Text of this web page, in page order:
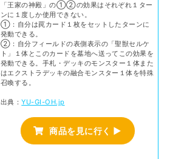
「王家の神殿」の①②の効果はそれぞれ１ター
ンに１度しか使用できない。
①：自分は罠カード１枚をセットしたターンに
発動できる。
②：自分フィールドの表側表示の「聖獣セルケ
ト」１体とこのカードを墓地へ送ってこの効果を
発動できる。手札・デッキのモンスター１体また
はエクストラデッキの融合モンスター１体を特殊
召喚する。
出典：YU-GI-OH.jp
商品を見に行く ▶